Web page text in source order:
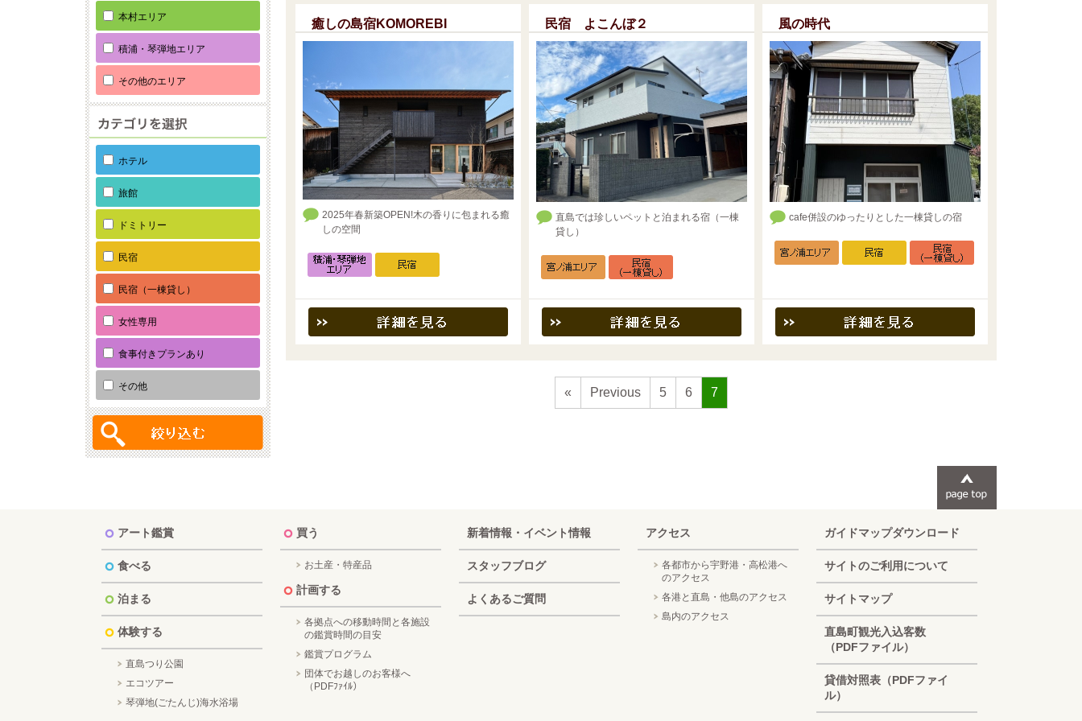
癒しの島宿KOMOREBI
2025年春新築OPEN!木の香りに包まれる癒
しの空間
民宿 よこんぼ２
直島では珍しいペットと泊まれる宿（一棟
貸し）
風の時代
cafe併設のゆったりとした一棟貸しの宿
« Previous 5 6 7
本村エリア
積浦・琴弾地エリア
その他のエリア
ホテル
旅館
ドミトリー
民宿
民宿（一棟貸し）
女性専用
食事付きプランあり
その他
アート鑑賞
食べる
泊まる
体験する
直島つり公園
エコツアー
琴弾地(ごたんじ)海水浴場
買う
お土産・特産品
計画する
各拠点への移動時間と各施設
の鑑賞時間の目安
鑑賞プログラム
団体でお越しのお客様へ
（PDFﾌｧｲﾙ）
新着情報・イベント情報
スタッフブログ
よくあるご質問
アクセス
各都市から宇野港・高松港へ
のアクセス
各港と直島・他島のアクセス
島内のアクセス
ガイドマップダウンロード
サイトのご利用について
サイトマップ
直島町観光入込客数
（PDFファイル）
貸借対照表（PDFファイ
ル）
Chinese (China)
Chinese (Taiwan)
Korean